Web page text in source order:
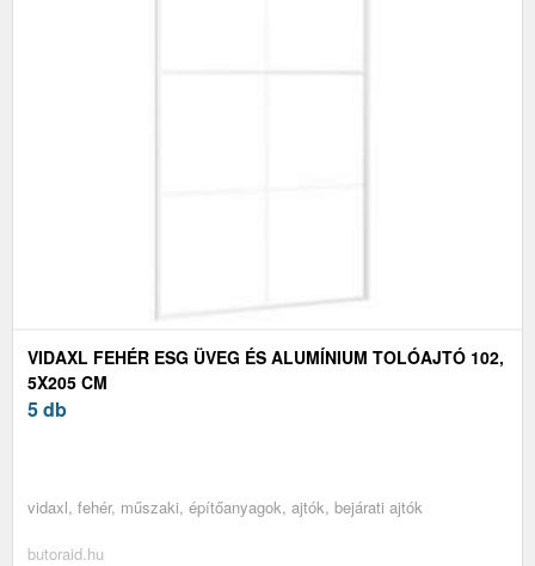
VIDAXL FEHÉR ESG ÜVEG ÉS ALUMÍNIUM TOLÓAJTÓ 102,
5X205 CM
5 db
vidaxl, fehér, műszaki, építőanyagok, ajtók, bejárati ajtók
butoraid.hu